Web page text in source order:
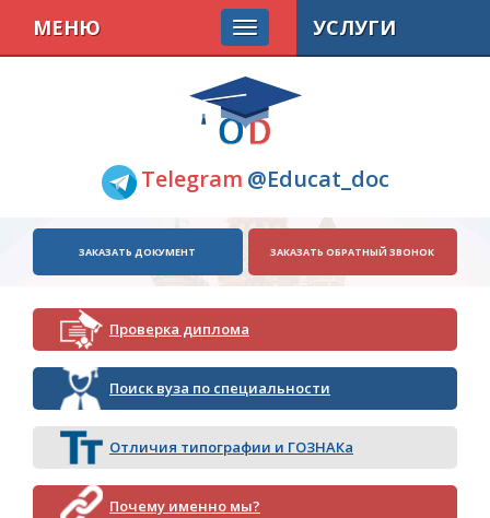
Telegram @Educat_doc
МЕНЮ
ЗАКАЗАТЬ ДОКУМЕНТ ЗАКАЗАТЬ ОБРАТНЫЙ ЗВОНОК
Проверка диплома
Поиск вуза по специальности
Отличия типографии и ГОЗНАКа
Почему именно мы?
УСЛУГИ